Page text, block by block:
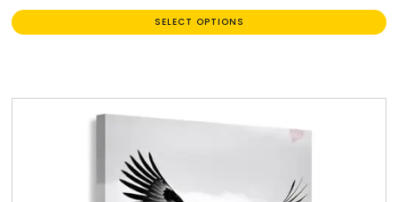
SELECT OPTIONS